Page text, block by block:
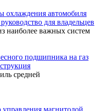
охлаждения автомобиля
для владельцев
наиболее важных систем
подшипника на газ
средней